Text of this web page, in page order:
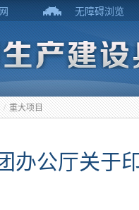
无障碍浏览
/ 重大项目
办公厅关于